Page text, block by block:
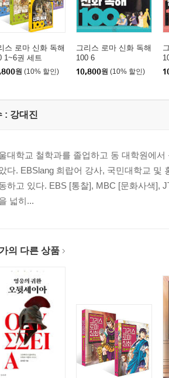
스 로마 신화 독해
1~6권 세트
원 (10% 할인)
그리스 로마 신화 독해
100 6
10,800원 (10% 할인)
: 강대진
대학교 철학과를 졸업하고 동 대학원에
다. EBSlang 희랍어 강사, 국민대학교 및
하고 있다. EBS [통찰], MBC [문화사색],
넓히...
의 다른 상품